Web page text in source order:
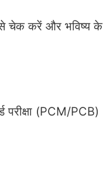
से चेक करें और भविष्य के
परीक्षा (PCM/PCB)